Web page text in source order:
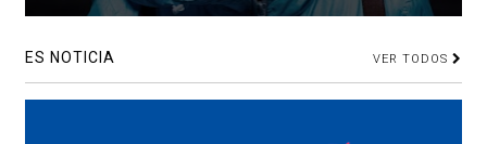
ES NOTICIA VER TODOS